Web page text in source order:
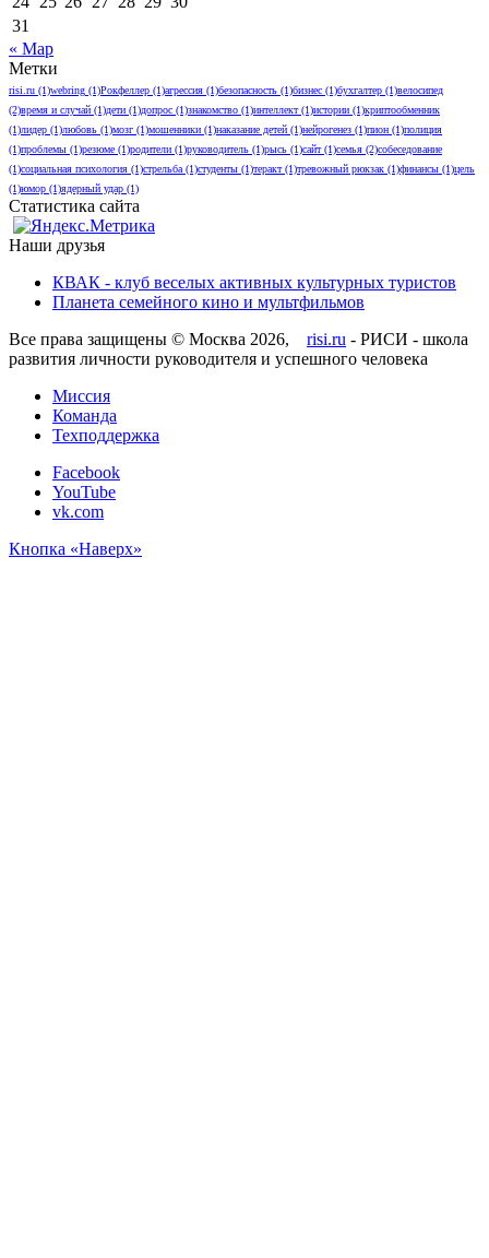
31
« Мар
Метки
risi.ru (1)webring (1)Рокфеллер (1)агрессия (1)безопасность (1)бизнес (1)бухгалтер (1)велосипед
(2)время и случай (1)дети (1)допрос (1)знакомство (1)интеллект(1)истории (1)криптообменник
(1)лидер (1)любовь (1)мoзг (1)мошенники (1)наказание детей (1)нейрогенез (1)пион (1)полиция
(1)проблемы (1)резюме (1)родители (1)руководитель (1)рысь (1)сайт(1)семья (2)собеседование
(1)социальная психология (1)стрельба (1)студенты (1)теракт(1)тревожный рюкзак (1)финансы (1)цель
(1)юмор (1)ядерный удар (1)
Статистика сайта
Наши друзья
КВАК - клуб веселых активных культурных туристов
Планета семейного кино и мультфильмов
Все права защищены © Москва 2026,
risi.ru - РИСИ - школа
развития личности руководителя и успешного человека
Миссия
Команда
Техподдержка
Facebook
YouTube
vk.com
Кнопка «Наверх»